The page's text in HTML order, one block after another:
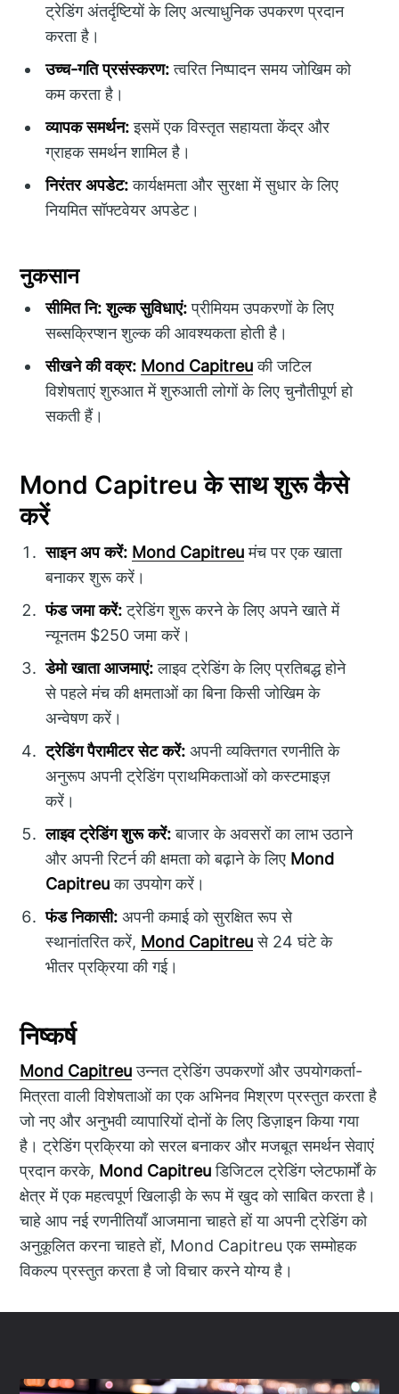
ट्रेडिंग अंतर्दृष्टियों के लिए अत्याधुनिक उपकरण प्रदान
करता है।
उच्च-गति प्रसंस्करण:त्वरित निष्पादन समय जोखिम को
कम करता है।
व्यापक समर्थन:इसमें एक विस्तृत सहायता केंद्र और
ग्राहक समर्थन शामिल है।
निरंतर अपडेट:कार्यक्षमता और सुरक्षा में सुधार के लिए
नियमित सॉफ्टवेयर अपडेट।
नुकसान
सीमित नि: शुल्क सुविधाएं:प्रीमियम उपकरणों के लिए
सब्सक्रिप्शन शुल्क की आवश्यकता होती है।
सीखने की वक्र: Mond Capitreuकी जटिल
विशेषताएं शुरुआत में शुरुआती लोगों के लिए चुनौतीपूर्ण हो
सकती हैं।
Mond Capitreu के साथ शुरू कैसे
करें
साइन अप करें: Mond Capitreuमंच पर एक खाता
बनाकर शुरू करें।
फंड जमा करें:ट्रेडिंग शुरू करने के लिए अपने खाते में
न्यूनतम $250 जमा करें।
डेमो खाता आजमाएं:लाइव ट्रेडिंग के लिए प्रतिबद्ध होने
से पहले मंच की क्षमताओं का बिना किसी जोखिम के
अन्वेषण करें।
ट्रेडिंग पैरामीटर सेट करें: अपनी व्यक्तिगत रणनीति के
अनुरूप अपनी ट्रेडिंग प्राथमिकताओं को कस्टमाइज़
करें।
लाइव ट्रेडिंग शुरू करें:बाजार के अवसरों का लाभ उठाने
और अपनी रिटर्न की क्षमता को बढ़ाने के लिए Mond
Capitreuका उपयोग करें।
फंड निकासी: अपनी कमाई को सुरक्षित रूप से
स्थानांतरित करें, Mond Capitreuसे 24 घंटे के
भीतर प्रक्रिया की गई।
निष्कर्ष
Mond Capitreuउन्नत ट्रेडिंग उपकरणों और उपयोगकर्ता-
मित्रता वाली विशेषताओं का एक अभिनव मिश्रण प्रस्तुत करता है
जो नए और अनुभवी व्यापारियों दोनों के लिए डिज़ाइन किया गया
है। ट्रेडिंग प्रक्रिया को सरल बनाकर और मजबूत समर्थन सेवाएं
प्रदान करके, Mond Capitreuडिजिटल ट्रेडिंग प्लेटफार्मों के
क्षेत्र में एक महत्वपूर्ण खिलाड़ी के रूप में खुद को साबित करता है।
चाहे आप नई रणनीतियाँ आजमाना चाहते हों या अपनी ट्रेडिंग को
अनुकूलित करना चाहते हों, Mond Capitreu एक सम्मोहक
विकल्प प्रस्तुत करता है जो विचार करने योग्य है।